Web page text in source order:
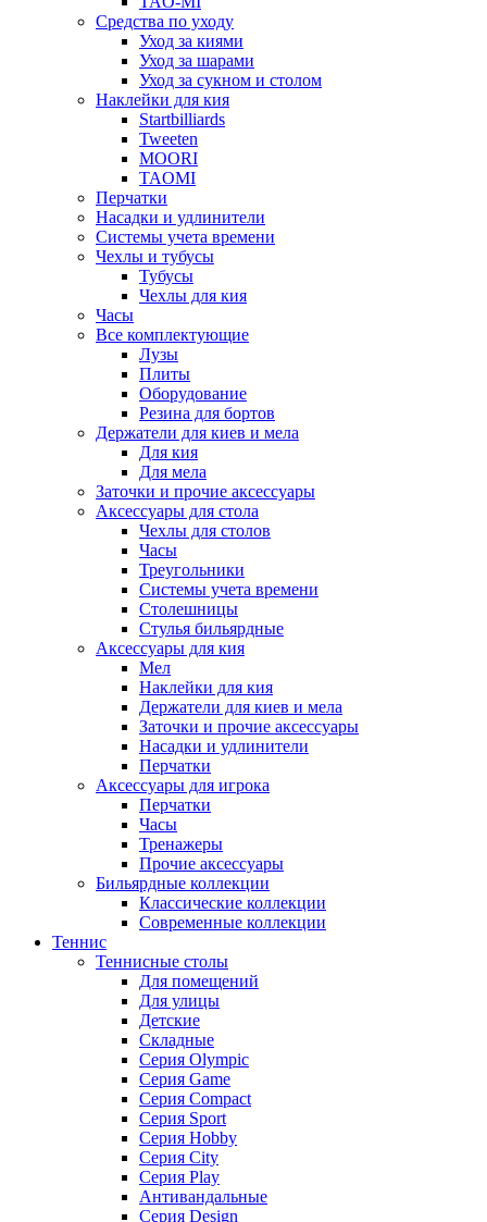
Средства по уходу
Уход за киями
Уход за шарами
Уход за сукном и столом
Наклейки для кия
Startbilliards
Tweeten
MOORI
TAOMI
Перчатки
Насадки и удлинители
Системы учета времени
Чехлы и тубусы
Тубусы
Чехлы для кия
Часы
Все комплектующие
Лузы
Плиты
Оборудование
Резина для бортов
Держатели для киев и мела
Для кия
Для мела
Заточки и прочие аксессуары
Аксессуары для стола
Чехлы для столов
Часы
Треугольники
Системы учета времени
Столешницы
Стулья бильярдные
Аксессуары для кия
Мел
Наклейки для кия
Держатели для киев и мела
Заточки и прочие аксессуары
Насадки и удлинители
Перчатки
Аксессуары для игрока
Перчатки
Часы
Тренажеры
Прочие аксессуары
Бильярдные коллекции
Классические коллекции
Современные коллекции
Теннис
Теннисные столы
Для помещений
Для улицы
Детские
Складные
Серия Olympic
Серия Game
Серия Compact
Серия Sport
Серия Hobby
Серия City
Серия Play
Антивандальные
Серия Design